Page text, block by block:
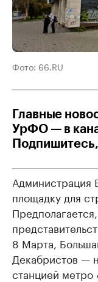
Фото: 66.RU
Главные
УрФО — в
Администрация
площадку для
8 Марта,
Декабристов —
станцией метро